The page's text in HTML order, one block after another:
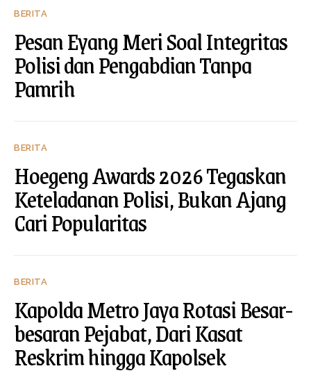
BERITA
Pesan Eyang Meri Soal Integritas
Polisi dan Pengabdian Tanpa
Pamrih
BERITA
Hoegeng Awards 2026 Tegaskan
Keteladanan Polisi, Bukan Ajang
Cari Popularitas
BERITA
Kapolda Metro Jaya Rotasi Besar-
besaran Pejabat, Dari Kasat
Reskrim hingga Kapolsek